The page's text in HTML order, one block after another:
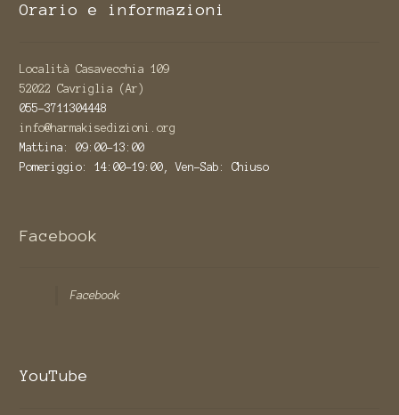
Orario e informazioni
Località Casavecchia 109
52022 Cavriglia (Ar)
055-3711304448
info@harmakisedizioni.org
Mattina: 09:00-13:00
Pomeriggio: 14:00-19:00, Ven-Sab: Chiuso
Facebook
Facebook
YouTube